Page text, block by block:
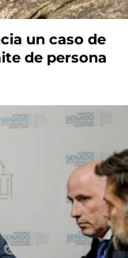
un caso de
de persona